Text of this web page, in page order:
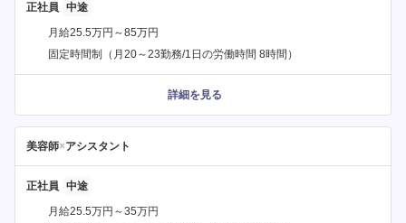
正社員
月給25.5万円～85万円
固定時間制（月20～23勤務/1日の労働時間 8時間）
詳細を見る
美容師×アシスタント
正社員
月給25.5万円～35万円